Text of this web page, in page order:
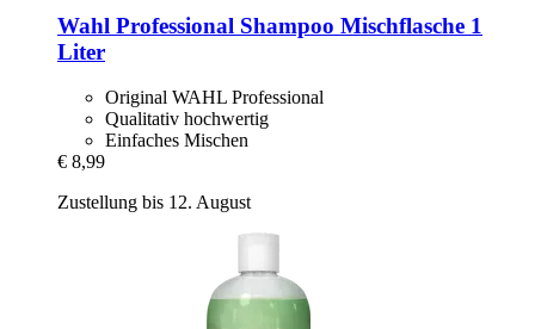
Wahl Professional Shampoo Mischflasche 1
Liter
Original WAHL Professional
Qualitativ hochwertig
Einfaches Mischen
€ 8,99
Zustellung bis 12. August